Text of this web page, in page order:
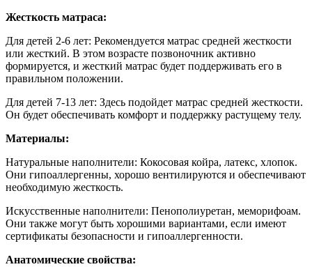
Жесткость матраса:
Для детей 2-6 лет: Рекомендуется матрас средней жесткости
или жесткий. В этом возрасте позвоночник активно
формируется, и жесткий матрас будет поддерживать его в
правильном положении.
Для детей 7-13 лет: Здесь подойдет матрас средней жесткости.
Он будет обеспечивать комфорт и поддержку растущему телу.
Материалы:
Натуральные наполнители: Кокосовая койра, латекс, хлопок.
Они гипоаллергенны, хорошо вентилируются и обеспечивают
необходимую жесткость.
Искусственные наполнители: Пенополиуретан, меморифоам.
Они также могут быть хорошими вариантами, если имеют
сертификаты безопасности и гипоаллергенности.
Анатомические свойства: